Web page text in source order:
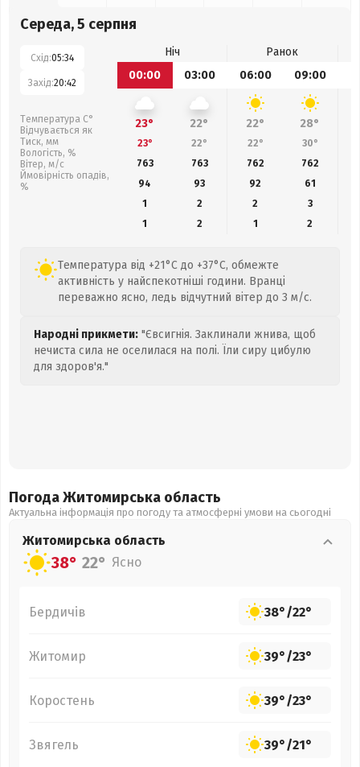
Середа, 5 серпня
Схід:05:34
Захід:20:42
Температура С°
Відчувається як
Тиск, мм
Вологість, %
Вітер, м/с
Ймовірність опадів,
%
Ніч
Ранок
00:00
03:00 06:00 09:00
23° 22° 22° 28°
23° 22° 22° 30°
763
763 762 762
94
93 92 61
1
2 2
3
1
2 1 2
Температура від +21°C до +37°C, обмежте
активність у найспекотніші години. Вранці
переважно ясно, ледь відчутний вітер до 3 м/с.
Народні прикмети: "Євсигнія. Заклинали жнива, щоб
нечиста сила не оселилася на полі. Їли сиру цибулю
для здоров'я."
Погода Житомирська область
Актуальна інформація про погоду та атмосферні умови на сьогодні
Житомирська область
38° 22° Ясно
Бердичів 38°/22°
Житомир 39°/23°
Коростень 39°/23°
Звягель 39°/21°